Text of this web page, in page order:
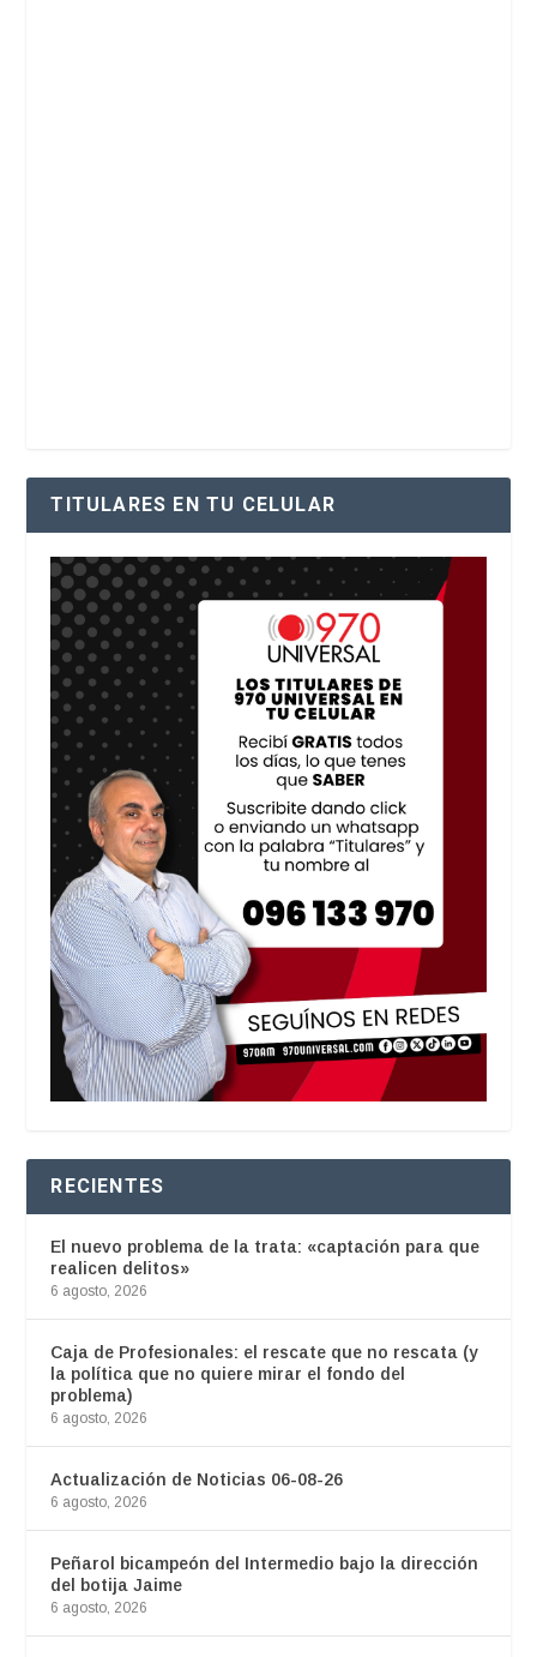
TITULARES EN TU CELULAR
RECIENTES
El nuevo problema de la trata: «captación para que
realicen delitos»
6 agosto, 2026
Caja de Profesionales: el rescate que no rescata (y
la política que no quiere mirar el fondo del
problema)
6 agosto, 2026
Actualización de Noticias 06-08-26
6 agosto, 2026
Peñarol bicampeón del Intermedio bajo la dirección
del botija Jaime
6 agosto, 2026